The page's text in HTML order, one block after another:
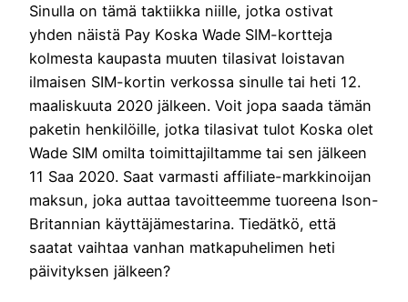
Sinulla on tämä taktiikka niille, jotka ostivat
yhden näistä Pay Koska Wade SIM-kortteja
kolmesta kaupasta muuten tilasivat loistavan
ilmaisen SIM-kortin verkossa sinulle tai heti 12.
maaliskuuta 2020 jälkeen. Voit jopa saada tämän
paketin henkilöille, jotka tilasivat tulot Koska olet
Wade SIM omilta toimittajiltamme tai sen jälkeen
11 Saa 2020. Saat varmasti affiliate-markkinoijan
maksun, joka auttaa tavoitteemme tuoreena Ison-
Britannian käyttäjämestarina. Tiedätkö, että
saatat vaihtaa vanhan matkapuhelimen heti
päivityksen jälkeen?